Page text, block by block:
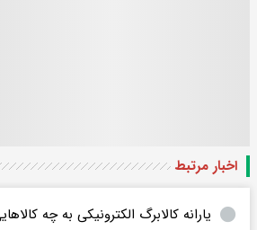
اخبار مرتبط
یارانه کالابرگ الکترونیکی به چه